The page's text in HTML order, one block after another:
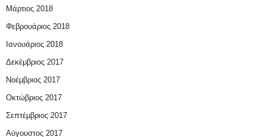
Μάρτιος 2018
Φεβρουάριος 2018
Ιανουάριος 2018
Δεκέμβριος 2017
Νοέμβριος 2017
Οκτώβριος 2017
Σεπτέμβριος 2017
Αύγουστος 2017